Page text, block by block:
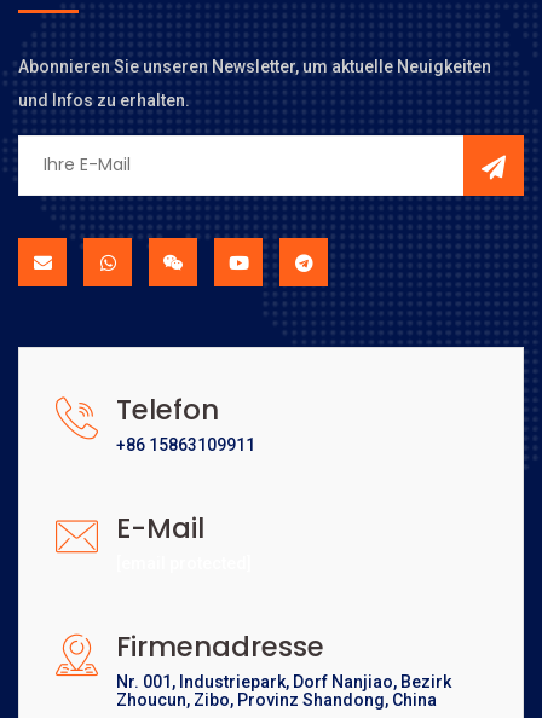
Abonnieren Sie unseren Newsletter, um aktuelle Neuigkeiten
und Infos zu erhalten.
Telefon
+86 15863109911
E-Mail
Firmenadresse
Nr. 001, Industriepark, Dorf Nanjiao, Bezirk
Zhoucun, Zibo, Provinz Shandong, China